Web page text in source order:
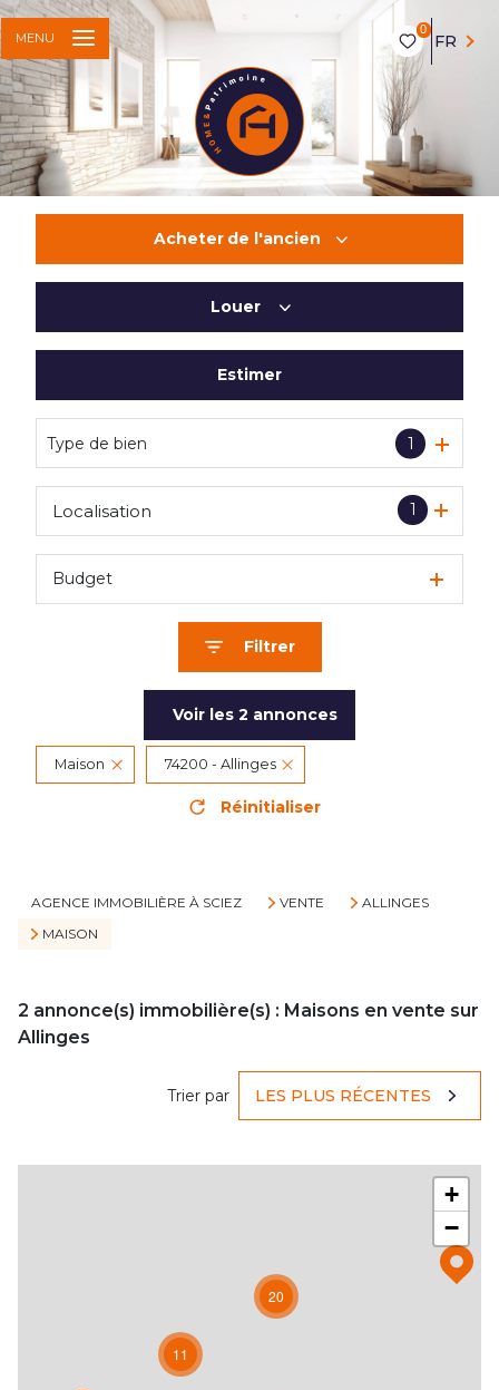
0
FR
MENU
Acheter de l'ancien
Du neuf
Louer
Estimer
Type de bien 1
1
Localisation
Budget
Filtrer
Voir les 2 annonces
Maison 74200 - Allinges
Réinitialiser
AGENCE IMMOBILIÈRE À SCIEZ VENTE
ALLINGES
MAISON
2 annonce(s) immobilière(s) : Maisons en vente sur
Allinges
Trier par LES PLUS RÉCENTES
20
11
+
−